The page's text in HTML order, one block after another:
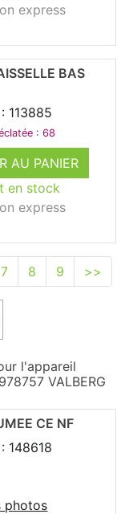
express
AU PANIER
en stock
express
BAS
113885
: 68
7 8 9 >>
l'appareil
VALBERG
CE NF
148618
photos